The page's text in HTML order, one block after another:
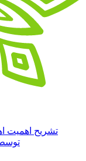
تشریح اهمیت